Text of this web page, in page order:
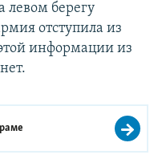
берегу
отступила из
информации из